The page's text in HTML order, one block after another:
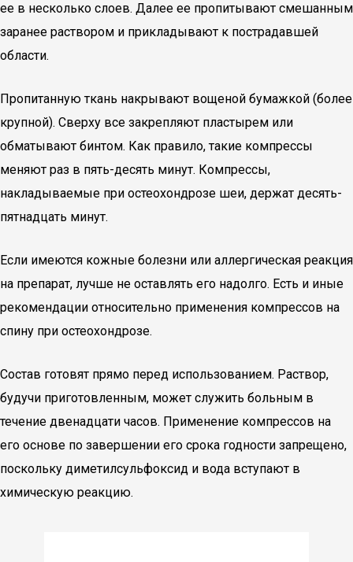
ее в несколько слоев. Далее ее пропитывают смешанным
заранее раствором и прикладывают к пострадавшей
области.
Пропитанную ткань накрывают вощеной бумажкой (более
крупной). Сверху все закрепляют пластырем или
обматывают бинтом. Как правило, такие компрессы
меняют раз в пять-десять минут. Компрессы,
накладываемые при остеохондрозе шеи, держат десять-
пятнадцать минут.
Если имеются кожные болезни или аллергическая реакция
на препарат, лучше не оставлять его надолго. Есть и иные
рекомендации относительно применения компрессов на
спину при остеохондрозе.
Состав готовят прямо перед использованием. Раствор,
будучи приготовленным, может служить больным в
течение двенадцати часов. Применение компрессов на
его основе по завершении его срока годности запрещено,
поскольку диметилсульфоксид и вода вступают в
химическую реакцию.